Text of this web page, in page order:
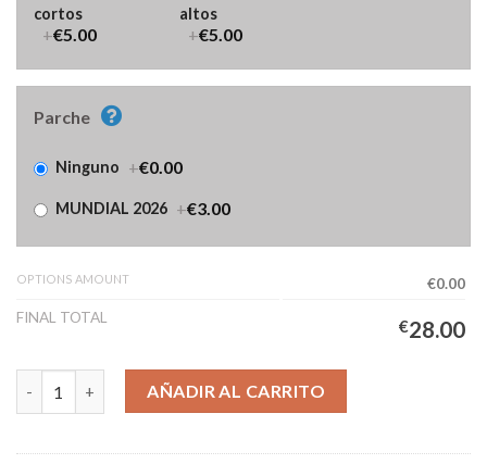
cortos
+€5.00
altos
+€5.00
Parche
Ninguno +€0.00
MUNDIAL 2026 +€3.00
OPTIONS AMOUNT
€0.00
FINAL TOTAL
€28.00
Camiseta España Segunda Equipación Hombre 2026/2027 -
AÑADIR AL CARRITO